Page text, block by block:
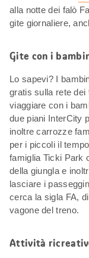
alla notte dei falò
gite giornaliere,
Gite con i
Lo sapevi? I
gratis sulla rete
viaggiare con i
due piani InterCity
inoltre carrozze
per i piccoli il
famiglia Ticki Park
della giungla e
lasciare i
cerca la sigla FA,
vagone del treno.
Attività